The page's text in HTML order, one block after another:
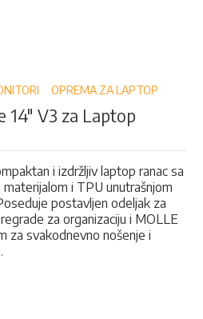
OPREMA ZA LAPTOP
14" V3 za Laptop
i izdržljiv laptop ranac sa
i TPU unutrašnjom
postavljen odeljak za
za organizaciju i MOLLE
za svakodnevno nošenje i